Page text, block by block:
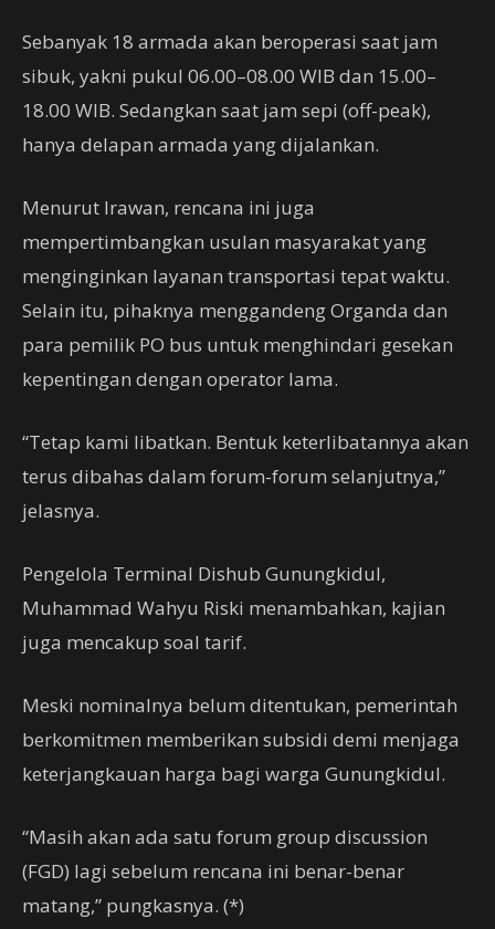
Sebanyak 18 armada akan beroperasi saat jam
sibuk, yakni pukul 06.00–08.00 WIB dan 15.00–
18.00 WIB. Sedangkan saat jam sepi (off-peak),
hanya delapan armada yang dijalankan.
Menurut Irawan, rencana ini juga
mempertimbangkan usulan masyarakat yang
menginginkan layanan transportasi tepat waktu.
Selain itu, pihaknya menggandeng Organda dan
para pemilik PO bus untuk menghindari gesekan
kepentingan dengan operator lama.
“Tetap kami libatkan. Bentuk keterlibatannya akan
terus dibahas dalam forum-forum selanjutnya,”
jelasnya.
Pengelola Terminal Dishub Gunungkidul,
Muhammad Wahyu Riski menambahkan, kajian
juga mencakup soal tarif.
Meski nominalnya belum ditentukan, pemerintah
berkomitmen memberikan subsidi demi menjaga
keterjangkauan harga bagi warga Gunungkidul.
“Masih akan ada satu forum group discussion
(FGD) lagi sebelum rencana ini benar-benar
matang,” pungkasnya. (*)